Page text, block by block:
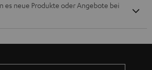
es neue Produkte oder Angebote bei